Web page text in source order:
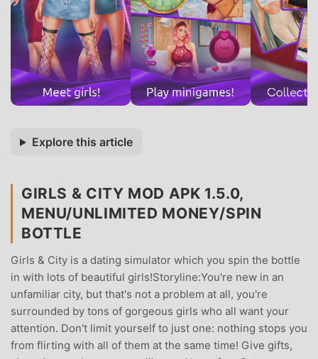
Explore this article
GIRLS & CITY MOD APK 1.5.0,
MENU/UNLIMITED MONEY/SPIN
BOTTLE
Girls & City is a dating simulator which you spin the bottle
in with lots of beautiful girls!Storyline:You're new in an
unfamiliar city, but that's not a problem at all, you're
surrounded by tons of gorgeous girls who all want your
attention. Don't limit yourself to just one: nothing stops you
from flirting with all of them at the same time! Give gifts,